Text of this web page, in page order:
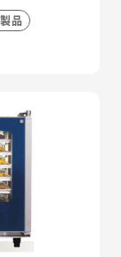
品